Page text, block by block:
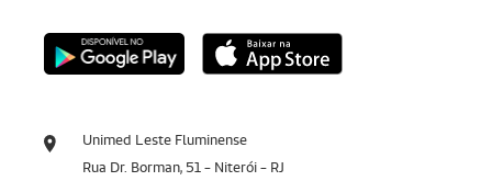
Unimed Leste Fluminense
Rua Dr. Borman, 51 - Niterói - RJ